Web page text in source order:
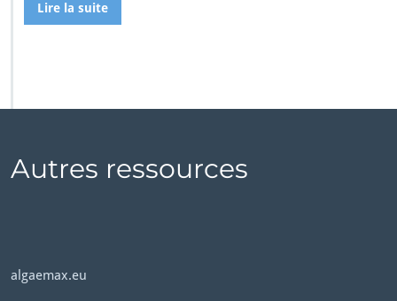
Lire la suite
Autres ressources
algaemax.eu